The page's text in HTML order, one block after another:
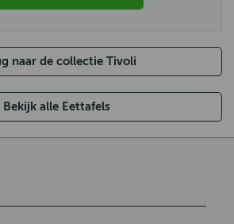
naar de collectie Tivoli
Bekijk alle Eettafels